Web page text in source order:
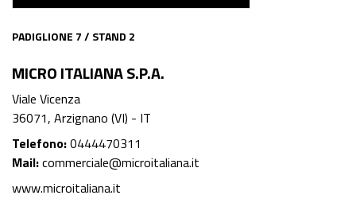
PADIGLIONE 7 / STAND 2
MICRO ITALIANA S.P.A.
Viale Vicenza
36071, Arzignano (VI) - IT
Telefono:0444470311
Mail:commerciale@microitaliana.it
www.microitaliana.it